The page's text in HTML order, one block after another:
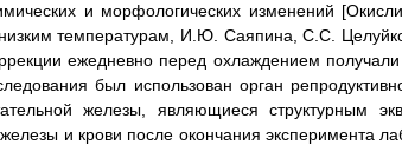
и морфологических изменений
температурам, И.Ю. Саяпина, С.С.
ежедневно перед охлаждением
был использован орган
железы, являющиеся структурным
и крови после окончания эксперимента